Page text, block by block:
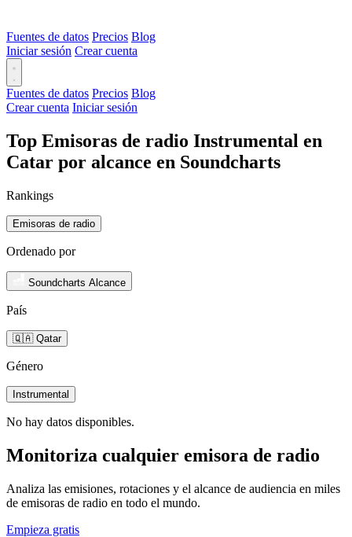
Fuentes de datos Precios Blog
Iniciar sesión Crear cuenta
Fuentes de datos Precios Blog
Crear cuenta Iniciar sesión
Top Emisoras de radio Instrumental en
Catar por alcance en Soundcharts
Rankings
Emisoras de radio
Ordenado por
Soundcharts Alcance
País
🇶🇦 Qatar
Género
Instrumental
No hay datos disponibles.
Monitoriza cualquier emisora de radio
Analiza las emisiones, rotaciones y el alcance de audiencia en miles
de emisoras de radio en todo el mundo.
Empieza gratis